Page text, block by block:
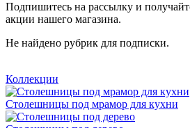
Подпишитесь на рассылку и
акции нашего магазина.
Не найдено рубрик для подписки.
Коллекции
Столешницы под мрамор для кухни